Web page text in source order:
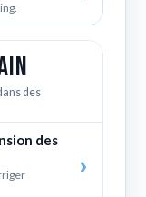
des
des